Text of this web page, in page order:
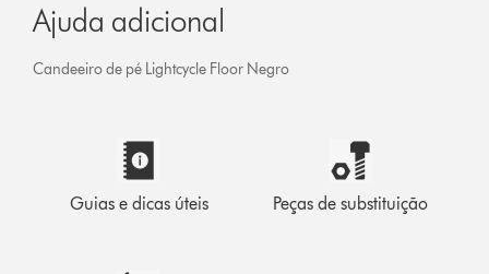
Ajuda adicional
Candeeiro de pé Lightcycle Floor Negro
Guias e dicas úteis Peças de substituição